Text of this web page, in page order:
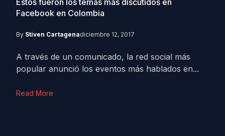
Estos fueron los temas más discutidos en
Facebook en Colombia
By Stiven Cartagenadiciembre 12, 2017
A través de un comunicado, la red social más
popular anunció los eventos más hablados en...
Read More